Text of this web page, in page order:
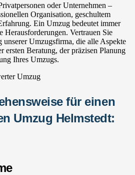
oder Unternehmen –
Organisation, geschultem
Ein Umzug bedeutet immer
Herausforderungen. Vertrauen Sie
unserer Umzugsfirma, die alle Aspekte
ersten Beratung, der präzisen Planung
Ihres Umzugs.
für einen
Umzug Helmstedt: